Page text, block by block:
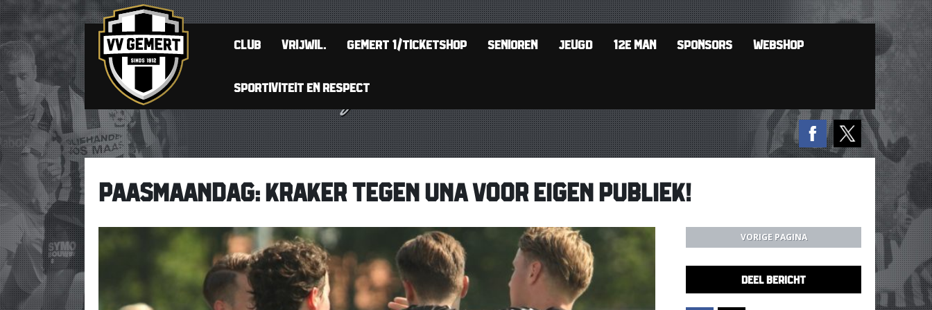
CLUB VRIJWIL. GEMERT 1/TICKETSHOP SENIOREN JEUGD 12E MAN SPONSORS WEBSHOP
SPORTIVITEIT EN RESPECT
PAASMAANDAG: KRAKER TEGEN UNA VOOR EIGEN PUBLIEK!
VORIGE PAGINA
DEEL BERICHT